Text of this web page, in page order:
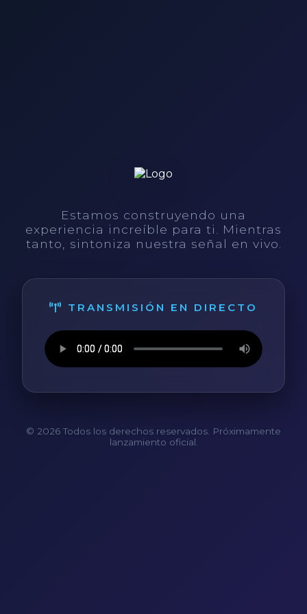
Estamos construyendo una
experiencia increíble para ti. Mientras
tanto, sintoniza nuestra señal en vivo.
TRANSMISIÓN EN DIRECTO
© 2026 Todos los derechos reservados. Próximamente
lanzamiento oficial.